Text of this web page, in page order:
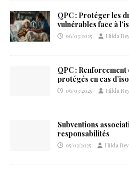
QPC : Protéger les
vulnérables face à
06/03/2025 Hilda
QPC :
protégés en cas
06/03/2025 Hilda
Subventions
responsabilités
05/03/2025 Hilda